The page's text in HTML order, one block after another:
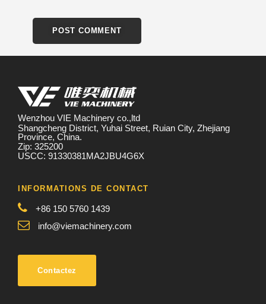
Wenzhou VIE Machinery co.,ltd
Shangcheng District, Yuhai Street, Ruian City, Zhejiang
Province, China.
Zip: 325200
USCC: 91330381MA2JBU4G6X
INFORMATIONS DE CONTACT
+86 150 5760 1439
info@viemachinery.com
Contactez